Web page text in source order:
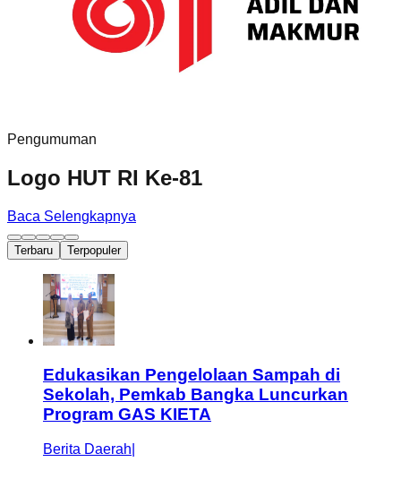
Pengumuman
Logo HUT RI Ke-81
Baca Selengkapnya
Terbaru Terpopuler
Edukasikan Pengelolaan Sampah di
Sekolah, Pemkab Bangka Luncurkan
Program GAS KIETA
Berita Daerah